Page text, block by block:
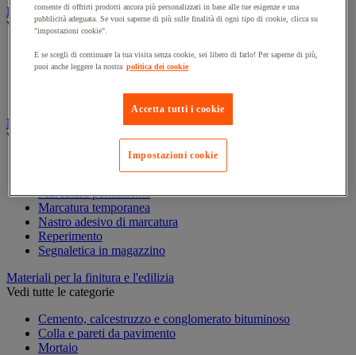
Ingrassaggio e lubrificazione
Vedi tutte le categorie
Anti-aderente
Attrezzi per lubrificazione
Lubrificante e sbloccante
Marcatura
Vedi tutte le categorie
Marcatura permanente
Marcatura temporanea
Nastro adesivo di marcatura
Reperimento
Segnaletica in magazzino
Materiali per la finitura e l'edilizia
Vedi tutte le categorie
Cemento, calcestruzzo e conglomerato bituminoso
Colla e pareti da pavimento
Mortaio
consente di offrirti prodotti ancora più personalizzati in base alle tue esigenze e una
pubblicità adeguata. Se vuoi saperne di più sulle finalità di ogni tipo di cookie, clicca su
"impostazioni cookie".
E se scegli di continuare la tua visita senza cookie, sei libero di farlo! Per saperne di più,
puoi anche leggere la nostra politica dei cookie
Accetta tutti i cookie
Impostazioni cookie